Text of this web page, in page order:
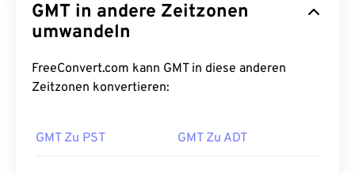
GMT in andere Zeitzonen
umwandeln
FreeConvert.com kann GMT in diese anderen
Zeitzonen konvertieren:
GMT Zu PST GMT Zu ADT